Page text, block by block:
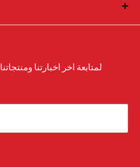
لمتابعة اخر اخبارتنا